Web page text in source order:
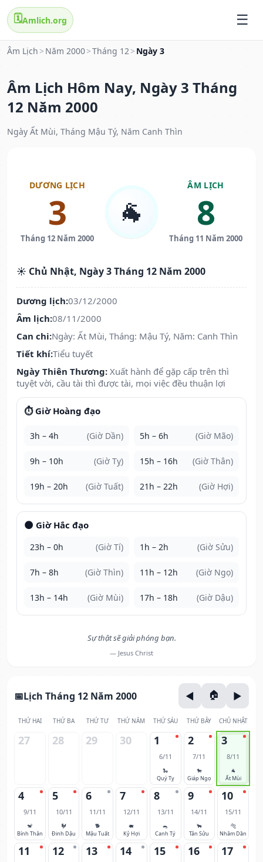
🗓️Amlich.org
Âm Lịch > Năm 2000>Tháng 12> Ngày 3
Âm Lịch Hôm Nay, Ngày 3 Tháng
12 Năm 2000
Ngày Ất Mùi, Tháng Mậu Tý, Năm Canh Thìn
DƯƠNG LỊCH
3
Tháng 12 Năm 2000
🐐
ÂM LỊCH
8
Tháng 11 Năm 2000
☀️ Chủ Nhật, Ngày 3 Tháng 12 Năm 2000
Dương lịch:03/12/2000
Âm lịch:08/11/2000
Can chi:Ngày: Ất Mùi, Tháng: Mậu Tý, Năm: Canh Thìn
Tiết khí:Tiểu tuyết
Ngày Thiên Thương: Xuất hành để gặp cấp trên thì
tuyệt vời, cầu tài thì được tài, mọi việc đều thuận lợi
⏱️ Giờ Hoàng đạo
3h – 4h (Giờ Dần) 5h – 6h (Giờ Mão)
9h – 10h (Giờ Tỵ) 15h – 16h (Giờ Thân)
19h – 20h (Giờ Tuất) 21h – 22h (Giờ Hợi)
🌑 Giờ Hắc đạo
23h – 0h (Giờ Tí) 1h – 2h (Giờ Sửu)
7h – 8h (Giờ Thìn) 11h – 12h (Giờ Ngọ)
13h – 14h (Giờ Mùi) 17h – 18h (Giờ Dậu)
Sự thật sẽ giải phóng bạn.
— Jesus Christ
Lịch Tháng 12 Năm 2000
THỨ HAI THỨ BA THỨ TƯ THỨ NĂM THỨ SÁU THỨ BẢY CHỦ NHẬT
27 28 29 30 1
6/11
🐍
Quý Tỵ
2
7/11
🐎
Giáp Ngọ
3
8/11
🐐
Ất Mùi
4
9/11
🐒
Bính Thân
5
10/11
🐓
Đinh Dậu
6
11/11
🐕
Mậu Tuất
7
12/11
🐖
Kỷ Hợi
8
13/11
🐀
Canh Tý
9
14/11
🐂
Tân Sửu
10
15/11
🐅
Nhâm Dần
11 12 13 14 15 16 17